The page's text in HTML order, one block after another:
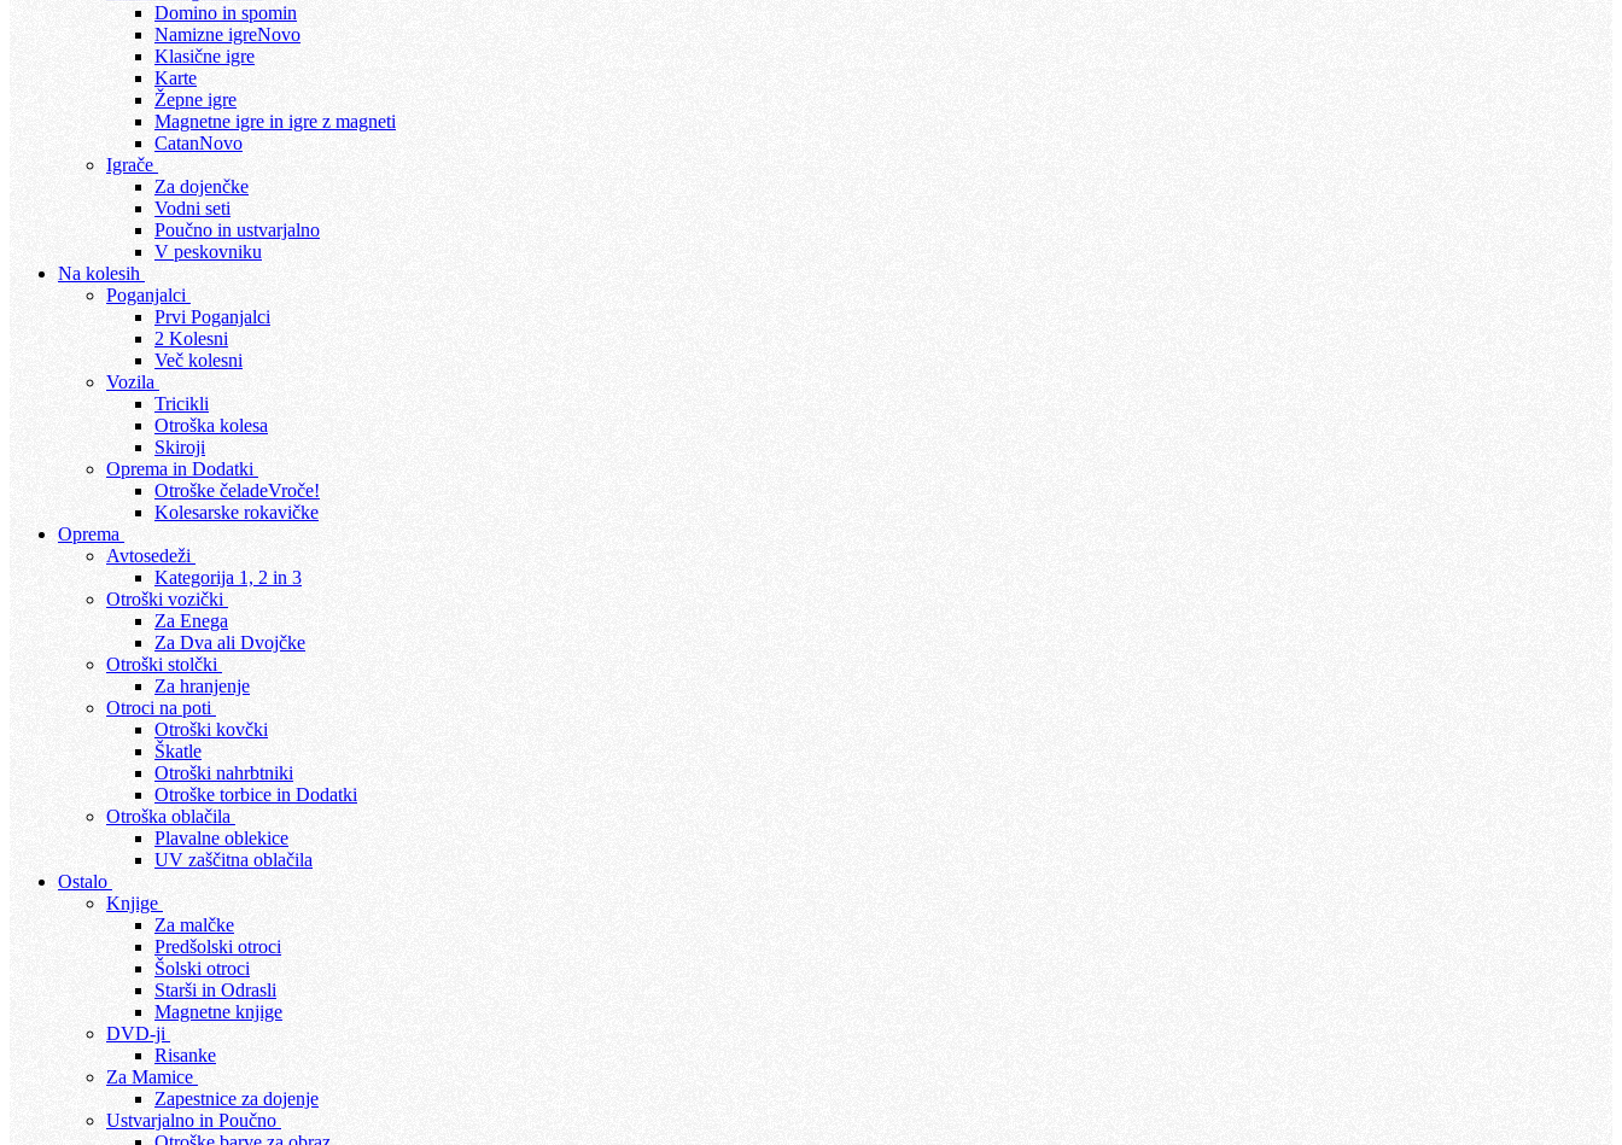
Domino in spomin
Namizne igreNovo
Klasične igre
Karte
Žepne igre
Magnetne igre in igre z magneti
CatanNovo
Igrače
Za dojenčke
Vodni seti
Poučno in ustvarjalno
V peskovniku
Na kolesih
Poganjalci
Prvi Poganjalci
2 Kolesni
Več kolesni
Vozila
Tricikli
Otroška kolesa
Skiroji
Oprema in Dodatki
Otroške čeladeVroče!
Kolesarske rokavičke
Oprema
Avtosedeži
Kategorija 1, 2 in 3
Otroški vozički
Za Enega
Za Dva ali Dvojčke
Otroški stolčki
Za hranjenje
Otroci na poti
Otroški kovčki
Škatle
Otroški nahrbtniki
Otroške torbice in Dodatki
Otroška oblačila
Plavalne oblekice
UV zaščitna oblačila
Ostalo
Knjige
Za malčke
Predšolski otroci
Šolski otroci
Starši in Odrasli
Magnetne knjige
DVD-ji
Risanke
Za Mamice
Zapestnice za dojenje
Ustvarjalno in Poučno